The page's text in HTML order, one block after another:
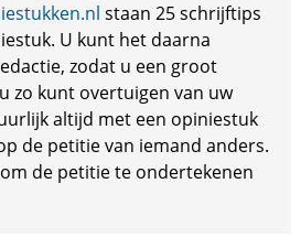
staan 25 schrijftips
U kunt het daarna
zodat u een groot
zo kunt overtuigen van uw
altijd met een opiniestuk
de petitie van iemand anders.
de petitie te ondertekenen